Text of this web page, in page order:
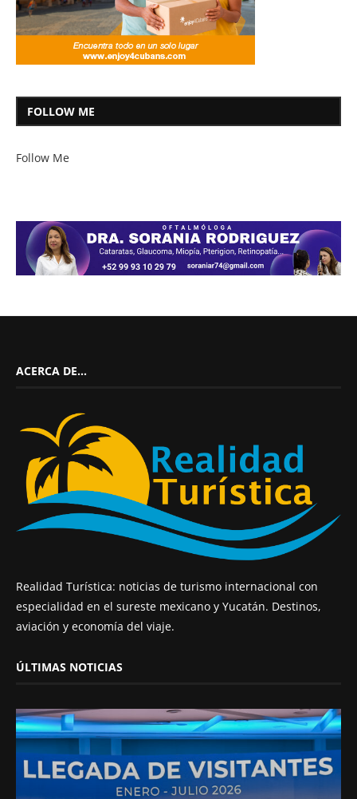
FOLLOW ME
Follow Me
ACERCA DE…
Realidad Turística: noticias de turismo internacional con
especialidad en el sureste mexicano y Yucatán. Destinos,
aviación y economía del viaje.
ÚLTIMAS NOTICIAS